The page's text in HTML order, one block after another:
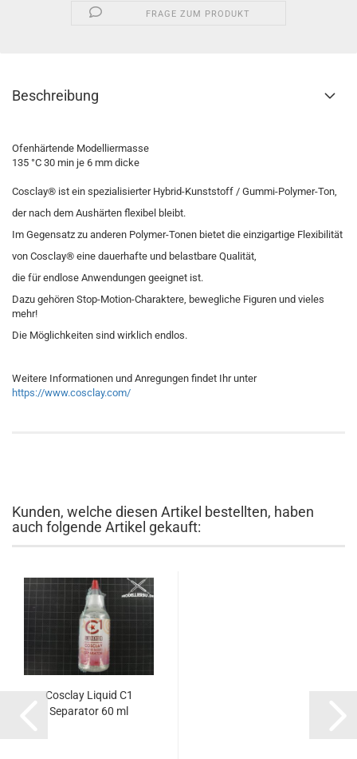
FRAGE ZUM PRODUKT
Beschreibung
Ofenhärtende Modelliermasse
135 °C 30 min je 6 mm dicke
Cosclay® ist ein spezialisierter Hybrid-Kunststoff / Gummi-Polymer-Ton,
der nach dem Aushärten flexibel bleibt.
Im Gegensatz zu anderen Polymer-Tonen bietet die einzigartige Flexibilität
von Cosclay® eine dauerhafte und belastbare Qualität,
die für endlose Anwendungen geeignet ist.
Dazu gehören Stop-Motion-Charaktere, bewegliche Figuren und vieles
mehr!
Die Möglichkeiten sind wirklich endlos.
Weitere Informationen und Anregungen findet Ihr unter
https://www.cosclay.com/
Kunden, welche diesen Artikel bestellten, haben
auch folgende Artikel gekauft:
Cosclay Liquid C1
Separator 60 ml